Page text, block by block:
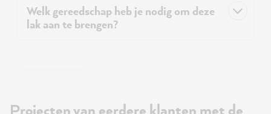
Welk gereedschap heb je nodig om deze
lak aan te brengen?
Projecten van eerdere klanten met de